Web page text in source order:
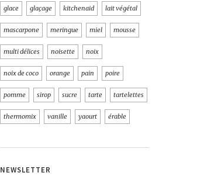
glace glaçage kitchenaid lait végétal
mascarpone meringue miel mousse
multi délices noisette noix
noix de coco orange pain poire
pomme sirop sucre tarte tartelettes
thermomix vanille yaourt érable
NEWSLETTER